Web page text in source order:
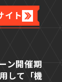
ト
ン開催期
して「機